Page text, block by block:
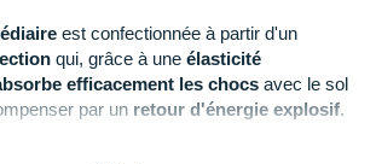
est confectionnée à partir d'un
qui, grâce à une élasticité
efficacement les chocs avec le sol
par un retour d'énergie explosif.